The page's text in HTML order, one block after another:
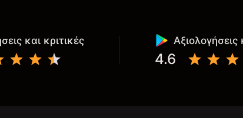
και κριτικές Αξιολογήσεις
4.6